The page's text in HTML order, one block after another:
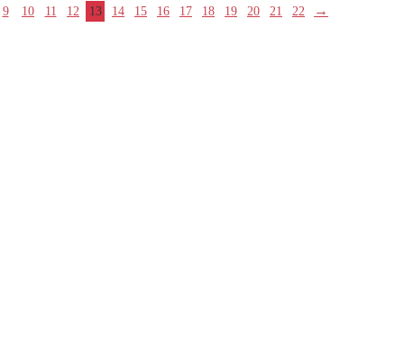
9 10 11 12 13 14 15 16 17 18 19 20 21 22 →